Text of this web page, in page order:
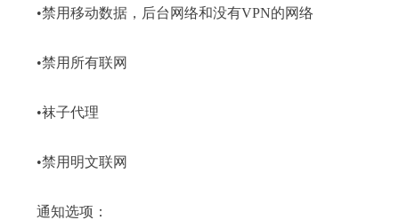
•禁用移动数据，后台网络和没有VPN的网络
•禁用所有联网
•袜子代理
•禁用明文联网
通知选项：